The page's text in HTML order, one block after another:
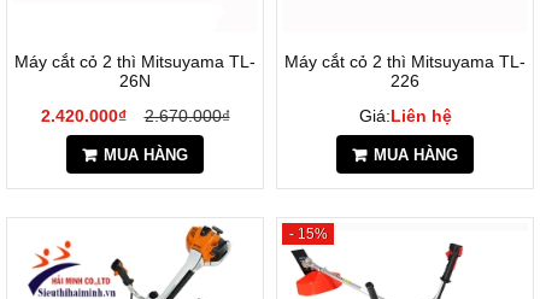
Máy cắt cỏ 2 thì Mitsuyama TL-
26N
2.420.000₫
2.670.000₫
MUA HÀNG
Máy cắt cỏ 2 thì Mitsuyama TL-
226
Giá:Liên hệ
MUA HÀNG
- 15%